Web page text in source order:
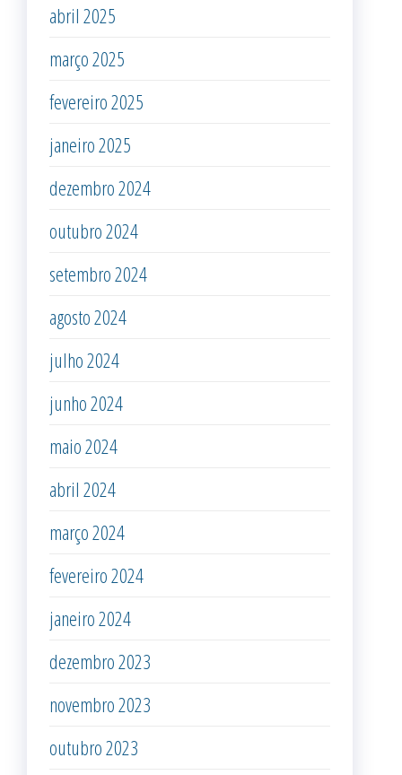
abril 2025
março 2025
fevereiro 2025
janeiro 2025
dezembro 2024
outubro 2024
setembro 2024
agosto 2024
julho 2024
junho 2024
maio 2024
abril 2024
março 2024
fevereiro 2024
janeiro 2024
dezembro 2023
novembro 2023
outubro 2023